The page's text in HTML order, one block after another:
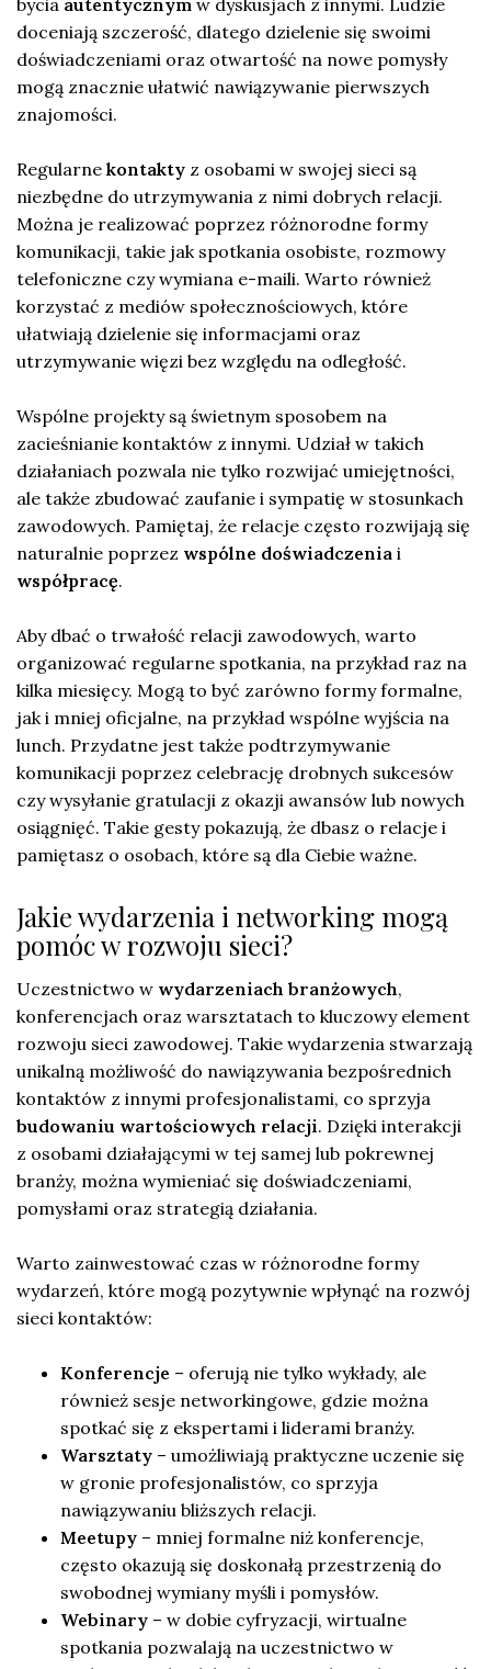
doceniają szczerość, dlatego dzielenie się swoimi
doświadczeniami oraz otwartość na nowe pomysły
mogą znacznie ułatwić nawiązywanie pierwszych
znajomości.
Regularne kontakty z osobami w swojej sieci są
niezbędne do utrzymywania z nimi dobrych relacji.
Można je realizować poprzez różnorodne formy
komunikacji, takie jak spotkania osobiste, rozmowy
telefoniczne czy wymiana e-maili. Warto również
korzystać z mediów społecznościowych, które
ułatwiają dzielenie się informacjami oraz
utrzymywanie więzi bez względu na odległość.
Wspólne projekty są świetnym sposobem na
zacieśnianie kontaktów z innymi. Udział w takich
działaniach pozwala nie tylko rozwijać umiejętności,
ale także zbudować zaufanie i sympatię w stosunkach
zawodowych. Pamiętaj, że relacje często rozwijają się
naturalnie poprzez wspólne doświadczenia i
współpracę.
Aby dbać o trwałość relacji zawodowych, warto
organizować regularne spotkania, na przykład raz na
kilka miesięcy. Mogą to być zarówno formy formalne,
jak i mniej oficjalne, na przykład wspólne wyjścia na
lunch. Przydatne jest także podtrzymywanie
komunikacji poprzez celebrację drobnych sukcesów
czy wysyłanie gratulacji z okazji awansów lub nowych
osiągnięć. Takie gesty pokazują, że dbasz o relacje i
pamiętasz o osobach, które są dla Ciebie ważne.
Jakie wydarzenia i networking mogą
pomóc w rozwoju sieci?
Uczestnictwo w wydarzeniach branżowych,
konferencjach oraz warsztatach to kluczowy element
rozwoju sieci zawodowej. Takie wydarzenia stwarzają
unikalną możliwość do nawiązywania bezpośrednich
kontaktów z innymi profesjonalistami, co sprzyja
budowaniu wartościowych relacji. Dzięki interakcji
z osobami działającymi w tej samej lub pokrewnej
branży, można wymieniać się doświadczeniami,
pomysłami oraz strategią działania.
Warto zainwestować czas w różnorodne formy
wydarzeń, które mogą pozytywnie wpłynąć na rozwój
sieci kontaktów:
Konferencje – oferują nie tylko wykłady, ale
również sesje networkingowe, gdzie można
spotkać się z ekspertami i liderami branży.
Warsztaty – umożliwiają praktyczne uczenie się
w gronie profesjonalistów, co sprzyja
nawiązywaniu bliższych relacji.
Meetupy – mniej formalne niż konferencje,
często okazują się doskonałą przestrzenią do
swobodnej wymiany myśli i pomysłów.
Webinary – w dobie cyfryzacji, wirtualne
spotkania pozwalają na uczestnictwo w